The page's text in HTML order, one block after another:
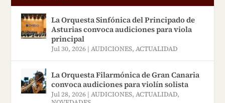
La Orquesta Sinfónica del Principado de
Asturias convoca audiciones para viola
principal
Jul 30, 2026 |AUDICIONES,ACTUALIDAD
La Orquesta Filarmónica de Gran Canaria
convoca audiciones para violín solista
Jul 28, 2026 |AUDICIONES,ACTUALIDAD,